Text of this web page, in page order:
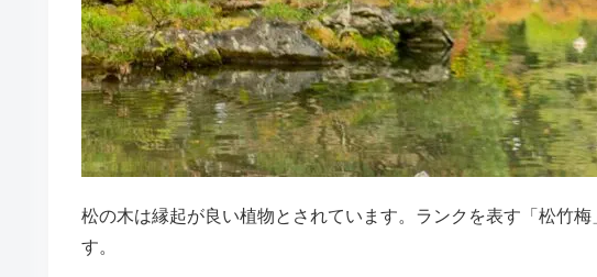
松の木は縁起が良い植物とされています。ランクを表す「松竹
す。